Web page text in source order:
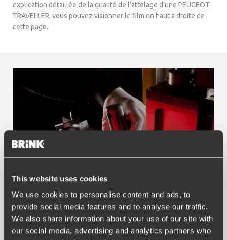
This website uses cookies
We use cookies to personalise content and ads, to
provide social media features and to analyse our traffic.
We also share information about your use of our site with
our social media, advertising and analytics partners who
explication détaillée de la qualité de l’attelage d’une PEUGEOT
TRAVELLER, vous pouvez visionner le film en haut à droite de
cette page.
Avantages de Brink
Le plus vaste assortiment en France
Attelage spécialement développé pour votre véhicule